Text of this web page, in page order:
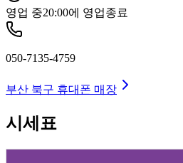
영업 중20:00에 영업종료
050-7135-4759
부산 북구 휴대폰 매장
시세표